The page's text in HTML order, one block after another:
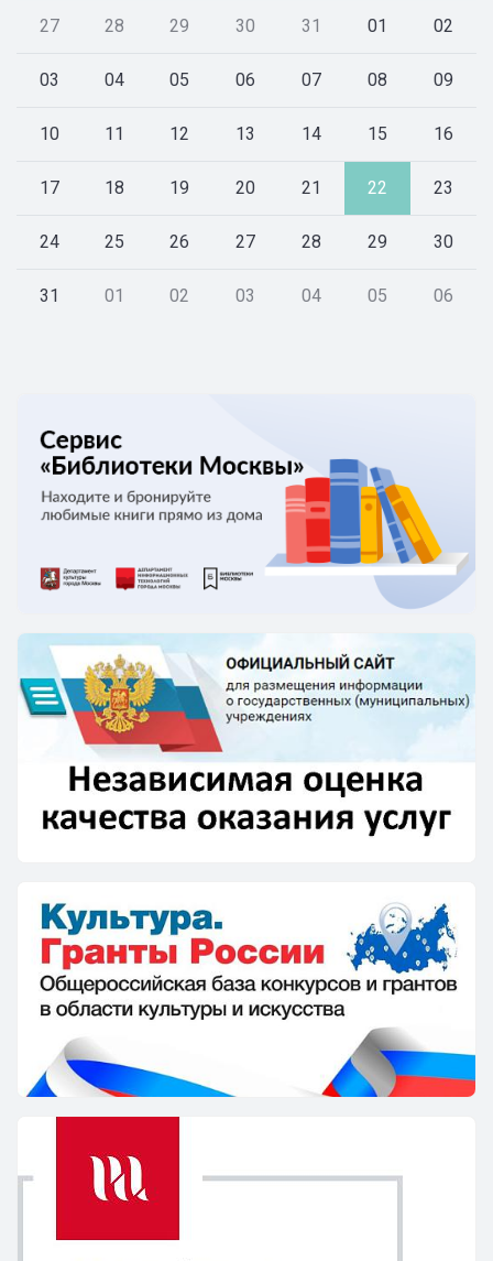
27 28 29 30 31 01 02
03 04 05 06 07 08 09
10 11 12 13 14 15 16
17 18 19 20 21 22 23
24 25 26 27 28 29 30
31 01 02 03 04 05 06